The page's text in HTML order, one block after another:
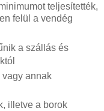
teljesítették,
felül a vendég
a szállás és
annak
illetve a borok